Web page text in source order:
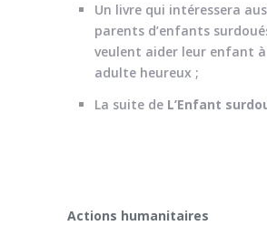
Un livre qui intéressera
parents d’enfants
veulent aider leur enfant
adulte heureux ;
La suite de L’Enfant
Actions humanitaires